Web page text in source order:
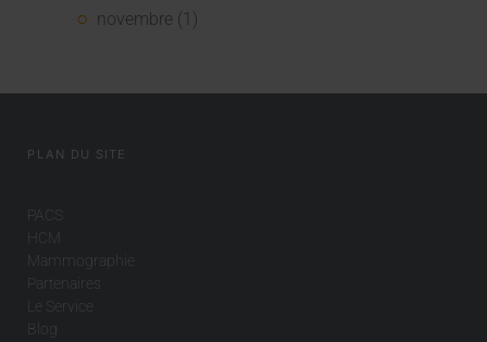
novembre (1)
PLAN DU SITE
PACS
HCM
Mammographie
Partenaires
Le Service
Blog